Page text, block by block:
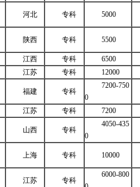
河北 专科 5000
陕西 专科 5500
江西 专科
6500
江苏 专科 12000
福建 专科
7200-750
0
江苏 专科 7200
山西 专科
4050-435
0
上海 专科 10000
江苏 专科
6000-800